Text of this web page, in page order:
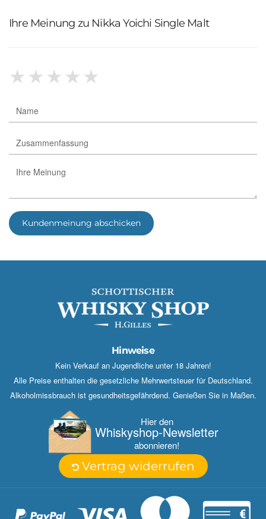
Ihre Meinung zu Nikka Yoichi Single Malt
★★★★★
Kundenmeinung abschicken
Hinweise
Kein Verkauf an Jugendliche unter 18 Jahren!
Alle Preise enthalten die gesetzliche Mehrwertsteuer für Deutschland.
Alkoholmissbrauch ist gesundheitsgefährdend. Genießen Sie in Maßen.
Hier den
Whisky­shop-Newsletter
abonnieren!
Vertrag widerrufen